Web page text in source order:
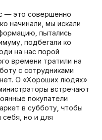
— это совершенно
начинали, мы искали
пытались
подбегали ко
на нас порой
времени тратили на
с сотрудниками
нет. О «Хороших людях»
встречают
покупатели
в субботу, чтобы
себя, но и для